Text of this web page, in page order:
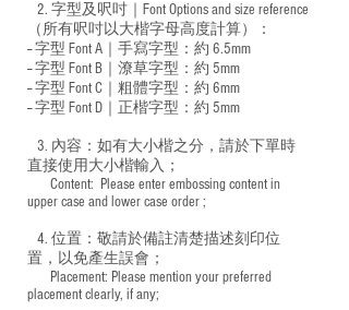
2. 字型及呎吋｜ Font Options and size reference
（所有呎吋以大楷字母高度計算）：
-- 字型 Font A｜手寫字型：約 6.5mm
-- 字型 Font B｜潦草字型： 約 5mm
-- 字型 Font C｜粗體字型：約 6mm
-- 字型 Font D｜正楷字型： 約 5mm
3. 內容：如有大小楷之分，請於下單時
直接使用大小楷輸入；
​ Content: Please enter embossing content in
upper case and lower case order ;
4. 位置：敬請於備註清楚描述刻印位
置，以免產生誤會；
​ Placement: Please mention your preferred
placement clearly, if any;